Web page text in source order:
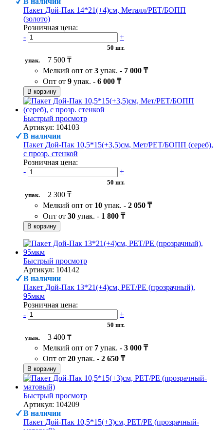
Пакет Дой-Пак 14*21(+4)см, Металл/PET/БОПП
(золото)
Розничная цена:
-
+
50 шт.
упак.
7 500 ₸
Мелкий опт от 3 упак. - 7 000 ₸
Опт от 9 упак. - 6 000 ₸
В корзину
Быстрый просмотр
Артикул: 104103
В наличии
Пакет Дой-Пак 10,5*15(+3,5)см, Мет/PET/БОПП (сереб),
с прозр. стенкой
Розничная цена:
-
+
50 шт.
упак.
2 300 ₸
Мелкий опт от 10 упак. - 2 050 ₸
Опт от 30 упак. - 1 800 ₸
В корзину
Быстрый просмотр
Артикул: 104142
В наличии
Пакет Дой-Пак 13*21(+4)см, PET/PE (прозрачный),
95мкм
Розничная цена:
-
+
50 шт.
упак.
3 400 ₸
Мелкий опт от 7 упак. - 3 000 ₸
Опт от 20 упак. - 2 650 ₸
В корзину
Быстрый просмотр
Артикул: 104209
В наличии
Пакет Дой-Пак 10,5*15(+3)см, PET/PE (прозрачный-